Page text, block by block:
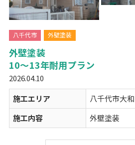
八千代市 外壁塗装
外壁塗装
10～13年耐用プラン
2026.04.10
施工エリア
八千代市大
施工内容
外壁塗装